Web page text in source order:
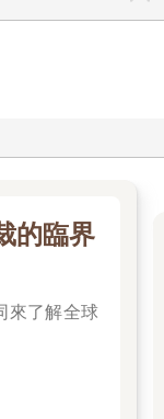
的臨界
來了解全球